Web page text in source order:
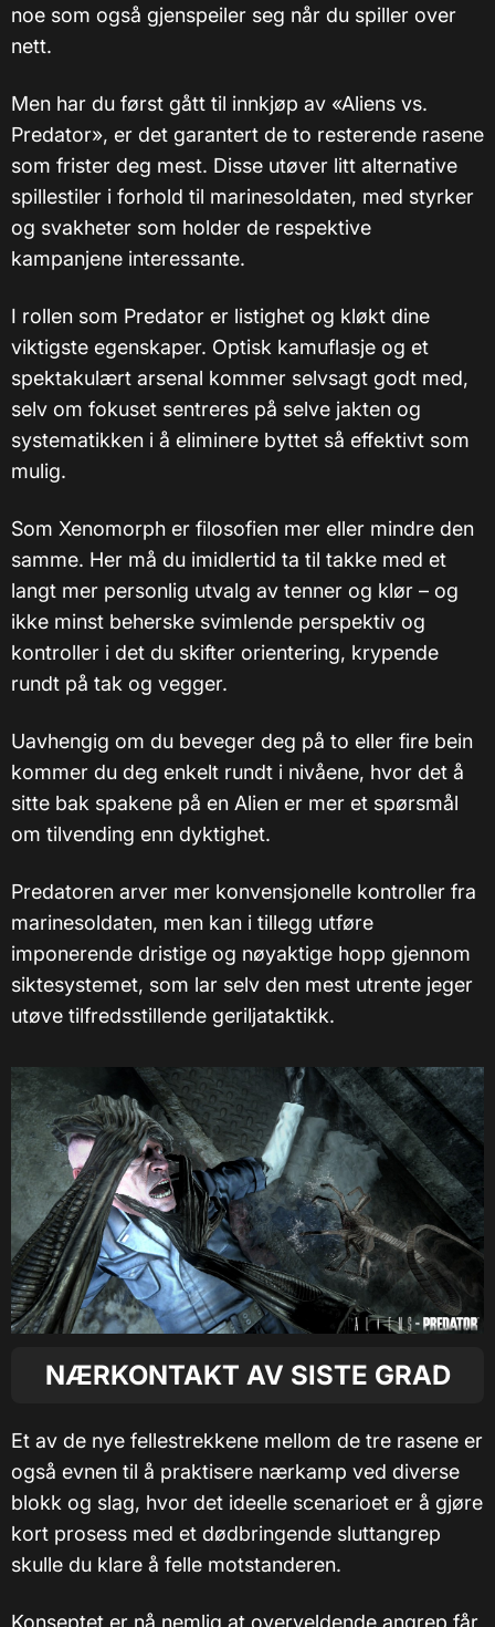
noe som også gjenspeiler seg når du spiller over
nett.
Men har du først gått til innkjøp av «Aliens vs.
Predator», er det garantert de to resterende rasene
som frister deg mest. Disse utøver litt alternative
spillestiler i forhold til marinesoldaten, med styrker
og svakheter som holder de respektive
kampanjene interessante.
I rollen som Predator er listighet og kløkt dine
viktigste egenskaper. Optisk kamuflasje og et
spektakulært arsenal kommer selvsagt godt med,
selv om fokuset sentreres på selve jakten og
systematikken i å eliminere byttet så effektivt som
mulig.
Som Xenomorph er filosofien mer eller mindre den
samme. Her må du imidlertid ta til takke med et
langt mer personlig utvalg av tenner og klør – og
ikke minst beherske svimlende perspektiv og
kontroller i det du skifter orientering, krypende
rundt på tak og vegger.
Uavhengig om du beveger deg på to eller fire bein
kommer du deg enkelt rundt i nivåene, hvor det å
sitte bak spakene på en Alien er mer et spørsmål
om tilvending enn dyktighet.
Predatoren arver mer konvensjonelle kontroller fra
marinesoldaten, men kan i tillegg utføre
imponerende dristige og nøyaktige hopp gjennom
siktesystemet, som lar selv den mest utrente jeger
utøve tilfredsstillende geriljataktikk.
NÆRKONTAKT AV SISTE GRAD
Et av de nye fellestrekkene mellom de tre rasene er
også evnen til å praktisere nærkamp ved diverse
blokk og slag, hvor det ideelle scenarioet er å gjøre
kort prosess med et dødbringende sluttangrep
skulle du klare å felle motstanderen.
Konseptet er nå nemlig at overveldende angrep får